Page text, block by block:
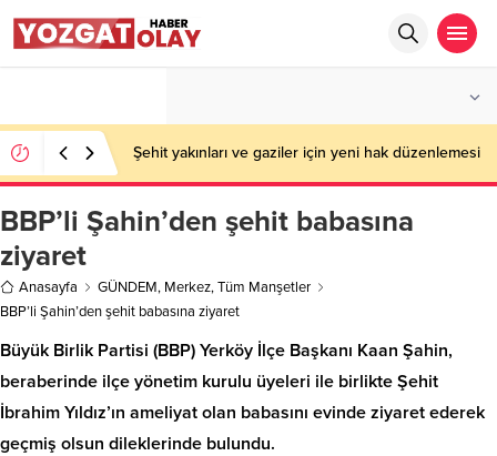
Şehit yakınları ve gaziler için yeni hak düzenlemesi
BBP’li Şahin’den şehit babasına
ziyaret
Anasayfa GÜNDEM, Merkez,Tüm Manşetler
BBP’li Şahin’den şehit babasına ziyaret
Büyük Birlik Partisi (BBP) Yerköy İlçe Başkanı Kaan Şahin,
beraberinde ilçe yönetim kurulu üyeleri ile birlikte Şehit
İbrahim Yıldız’ın ameliyat olan babasını evinde ziyaret ederek
geçmiş olsun dileklerinde bulundu.